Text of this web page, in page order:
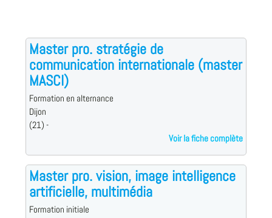
Master pro. stratégie de
communication internationale (master
MASCI)
Formation en alternance
Dijon
(21) -
Voir la fiche complète
Master pro. vision, image intelligence
artificielle, multimédia
Formation initiale